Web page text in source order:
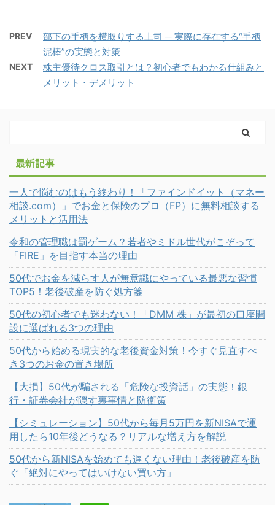
PREV
部下の手柄を横取りする上司 ─ 実際に存在する“手柄
泥棒”の実態と対策
NEXT
株主優待クロス取引とは？初心者でもわかる仕組みと
メリット・デメリット
最新記事
一人で悩むのはもう終わり！「ファインドイット（マネー
相談.com）」でお金と保険のプロ（FP）に無料相談する
メリットと活用法
令和の管理職は罰ゲーム？若者やミドル世代がこぞって
「FIRE」を目指す本当の理由
50代でお金を減らす人が無意識にやっている最悪な習慣
TOP5！老後破産を防ぐ処方箋
50代の初心者でも迷わない！「DMM 株」が最初の口座開
設に選ばれる3つの理由
50代から始める現実的な老後資金対策！今すぐ見直すべ
き3つのお金の置き場所
【大損】50代が騙される「危険な投資話」の実態！銀
行・証券会社が隠す裏事情と防衛策
【シミュレーション】50代から毎月5万円を新NISAで運
用したら10年後どうなる？リアルな増え方を解説
50代から新NISAを始めても遅くない理由！老後破産を防
ぐ「絶対にやってはいけない買い方」